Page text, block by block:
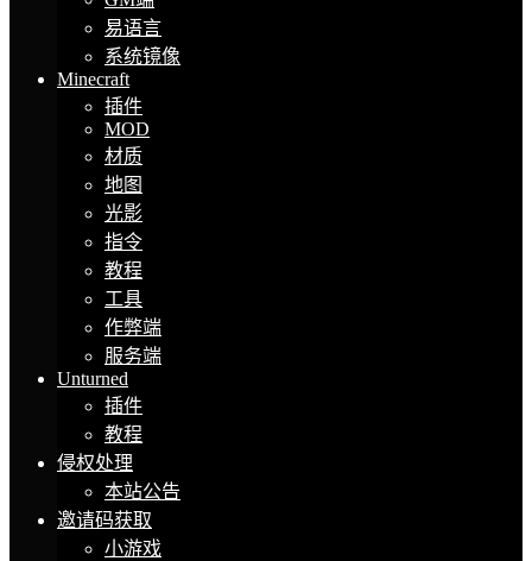
易语言
系统镜像
Minecraft
插件
MOD
材质
地图
光影
指令
教程
工具
作弊端
服务端
Unturned
插件
教程
侵权处理
本站公告
邀请码获取
小游戏